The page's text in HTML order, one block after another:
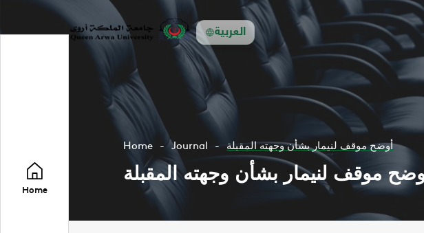
العربية
Home
Home Journal أوضح موقف لنيمار بشأن وجهته المقبلة
موقف لنيمار بشأن وجهته المقبلة